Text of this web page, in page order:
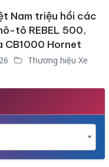
Nam triệu hồi các
tô REBEL 500,
CB1000 Hornet
Thương hiệu Xe